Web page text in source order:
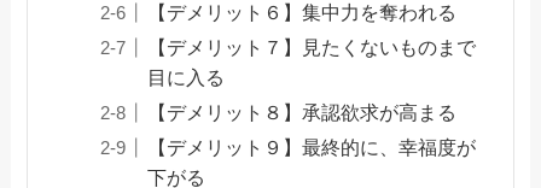
【デメリット６】集中力を奪われる
【デメリット７】見たくないものまで
目に入る
【デメリット８】承認欲求が高まる
【デメリット９】最終的に、幸福度が
下がる